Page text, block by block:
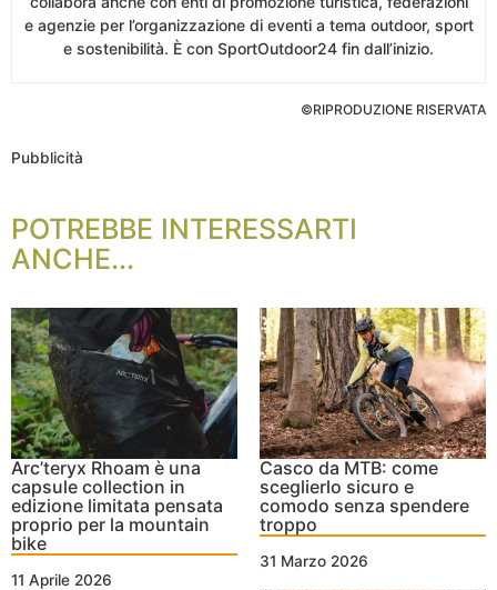
e agenzie per l’organizzazione di eventi a tema outdoor, sport
e sostenibilità. È con SportOutdoor24 fin dall’inizio.
©RIPRODUZIONE RISERVATA
Pubblicità
POTREBBE INTERESSARTI
ANCHE...
Arc’teryx Rhoam è una
capsule collection in
edizione limitata pensata
proprio per la mountain
bike
11 Aprile 2026
Casco da MTB: come
sceglierlo sicuro e
comodo senza spendere
troppo
31 Marzo 2026